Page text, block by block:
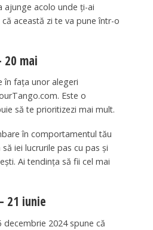
ajunge acolo unde ți-ai
această zi te va pune într-o
20 mai
în fața unor alegeri
Este o
să te prioritizezi mai mult.
în comportamentul tău
iei lucrurile pas cu pas și
Ai tendința să fii cel mai
21 iunie
2024 spune că